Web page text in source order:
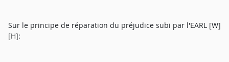
Sur le principe de réparation du préjudice subi par l'EARL [W]
[H]: